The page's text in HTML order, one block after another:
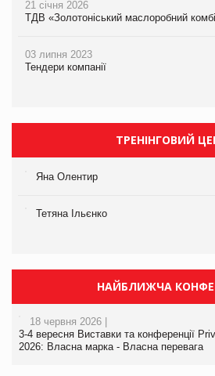
21 січня 2026
ТДВ «Золотоніський маслоробний
03 липня 2023
Тендери компанії
ТРЕНІНГОВИЙ
Яна Олентир
Тетяна Ільєнко
НАЙБЛИЖЧА
18 червня 2026 |
3-4 вересня Виставки та конференції
2026: Власна марка - Власна перевага